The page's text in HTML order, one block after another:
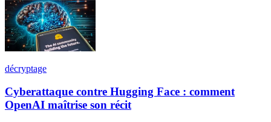
décryptage
Cyberattaque contre Hugging Face : comment
OpenAI maîtrise son récit